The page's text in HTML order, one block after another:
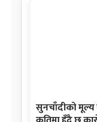
सुनचाँदीको मूल्य